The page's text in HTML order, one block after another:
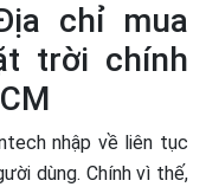
chỉ mua
trời chính
nhập về liên tục
dùng. Chính vì thế,